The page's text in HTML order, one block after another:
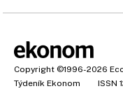
Copyright ©1996-2026
Týdeník Ekonom
ISSN